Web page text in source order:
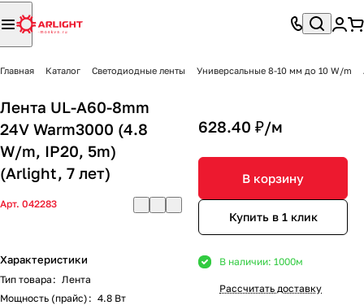
Главная Каталог Светодиодные ленты Универсальные 8-10 мм до 10 W/m
Лента UL-A60-8mm
24V Warm3000 (4.8
W/m, IP20, 5m)
(Arlight, 7 лет)
Арт. 042283
Характеристики
Тип товара : Лента
Мощность (прайс) : 4.8 Вт
628.40 ₽/м
В корзину
Купить в 1 клик
В наличии: 1000м
Рассчитать доставку